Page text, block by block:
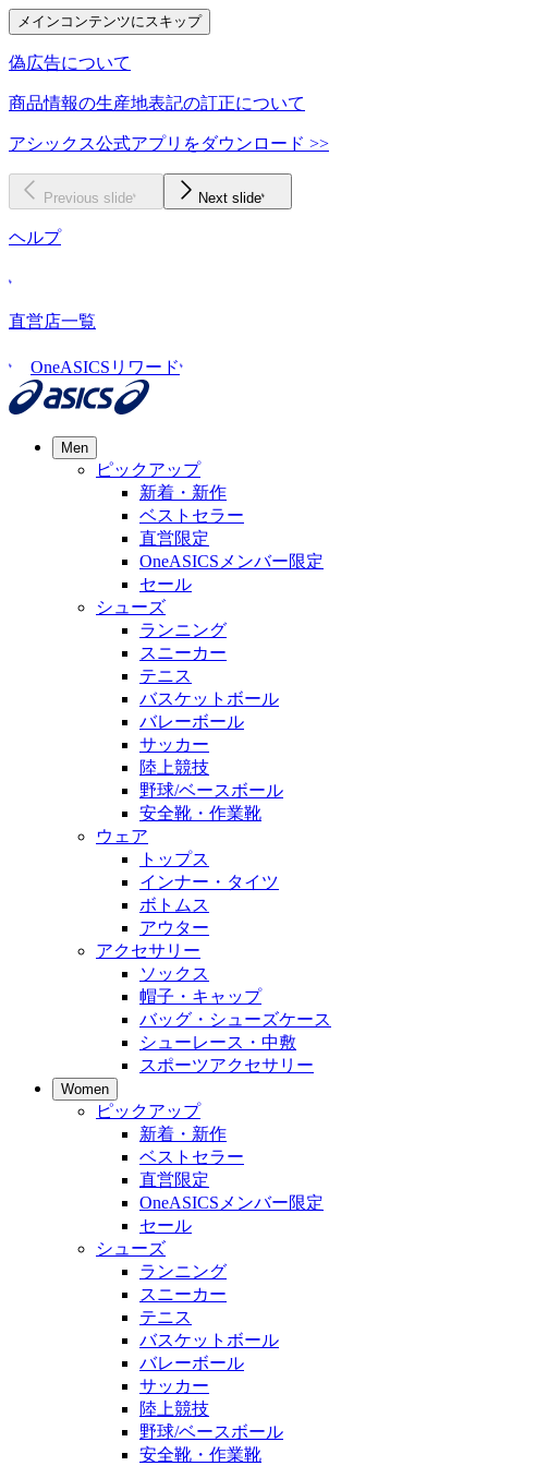
メインコンテンツにスキップ
偽広告について
商品情報の生産地表記の訂正について
アシックス公式アプリをダウンロード >>
Previous slide Next slide
ヘルプ
直営店一覧
OneASICSリワード
Men
ピックアップ
新着・新作
ベストセラー
直営限定
OneASICSメンバー限定
セール
シューズ
ランニング
スニーカー
テニス
バスケットボール
バレーボール
サッカー
陸上競技
野球/ベースボール
安全靴・作業靴
ウェア
トップス
インナー・タイツ
ボトムス
アウター
アクセサリー
ソックス
帽子・キャップ
バッグ・シューズケース
シューレース・中敷
スポーツアクセサリー
Women
ピックアップ
新着・新作
ベストセラー
直営限定
OneASICSメンバー限定
セール
シューズ
ランニング
スニーカー
テニス
バスケットボール
バレーボール
サッカー
陸上競技
野球/ベースボール
安全靴・作業靴